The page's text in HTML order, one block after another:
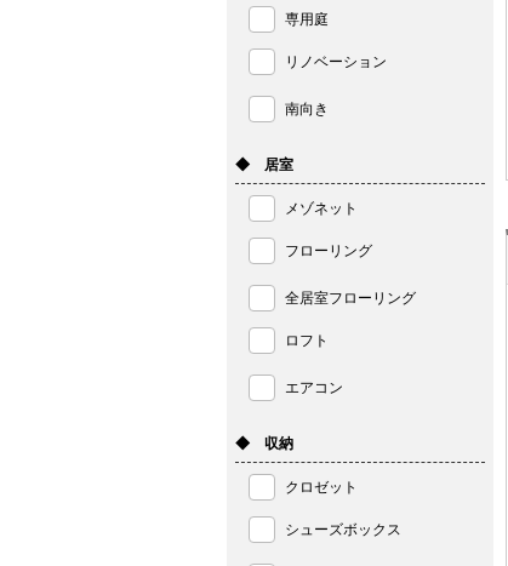
専用庭
リノベーション
南向き
◆ 居室
メゾネット
フローリング
全居室フローリング
ロフト
エアコン
◆ 収納
クロゼット
シューズボックス